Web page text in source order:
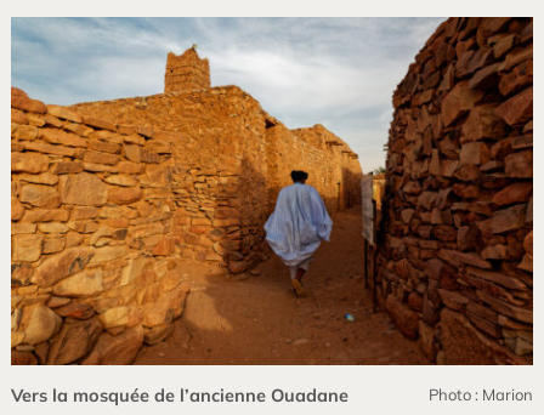
Vers la mosquée de l’ancienne Ouadane Photo : Marion